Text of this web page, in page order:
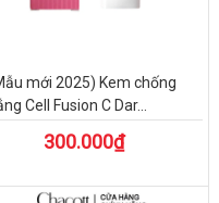
mới 2025) Kem chống
Cell Fusion C Dar...
300.000₫